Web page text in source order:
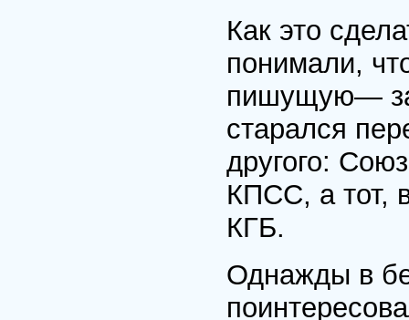
Как это
понимали,
пишущую—
старался
другого:
КПСС, а тот,
КГБ.
Однажды в